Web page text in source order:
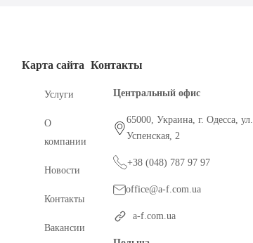
Карта сайта
Услуги
О
компании
Новости
Контакты
Вакансии
Контакты
Центральный офис
65000, Украина, г. Одесса, ул.
Успенская, 2
+38 (048) 787 97 97
office@a-f.com.ua
a-f.com.ua